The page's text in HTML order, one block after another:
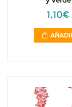
1,10€